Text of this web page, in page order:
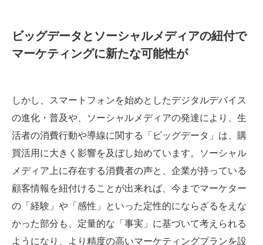
ビッグデータとソーシャルメディアの紐付で
マーケティングに新たな可能性が
しかし、スマートフォンを始めとしたデジタルデバイス
の進化・普及や、ソーシャルメディアの発達により、生
活者の消費行動や導線に関する「ビッグデータ」は、購
買活用に大きく影響を及ぼし始めています。ソーシャル
メディア上に存在する消費者の声と、企業が持っている
顧客情報を紐付けることが出来れば、今までマーケター
の「経験」や「感性」といった定性的にならざるをえな
かった部分も、定量的な「事実」に基づいて考えられる
ようになり、より精度の高いマーケティングプランを設